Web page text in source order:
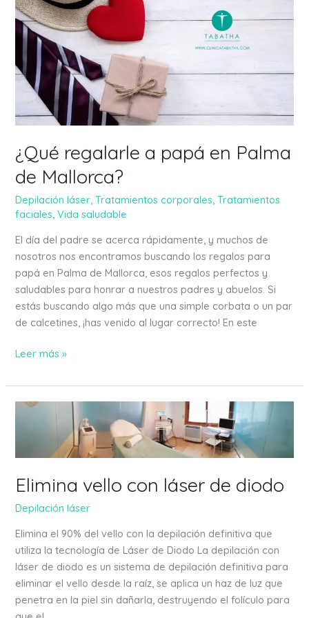
¿Qué regalarle a papá en Palma
de Mallorca?
Depilación láser,Tratamientos corporales,Tratamientos
faciales,Vida saludable
El día del padre se acerca rápidamente, y muchos de
nosotros nos encontramos buscando los regalos para
papá en Palma de Mallorca, esos regalos perfectos y
saludables para honrar a nuestros padres y abuelos. Si
estás buscando algo más que una simple corbata o un par
de calcetines, ¡has venido al lugar correcto! En este
a
papá
en
Palma
de
Mallorca?
Leer más »
Elimina vello con láser de diodo
Depilación láser
Elimina el 90% del vello con la depilación definitiva que
utiliza la tecnología de Láser de Diodo La depilación con
láser de diodo es un sistema de depilación definitiva para
eliminar el vello desde la raíz, se aplica un haz de luz que
penetra en la piel sin dañarla, destruyendo el folículo para
Elimina
láser
diodo